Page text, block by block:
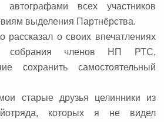
автографами всех участников
выделения Партнёрства.
рассказал о своих впечатлениях
собрания членов НП РТС,
сохранить самостоятельный
старые друзья целинники из
которых я не видел